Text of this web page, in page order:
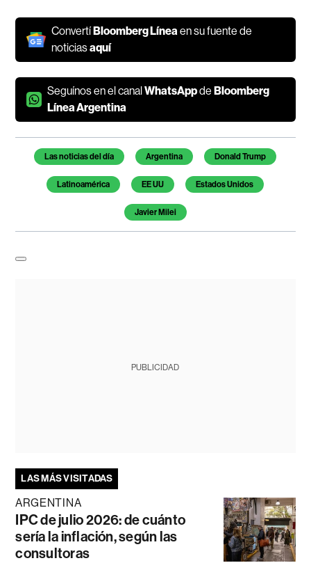
ConvertíBloomberg Líneaen su fuente de
noticiasaquí
Seguínos en el canalWhatsAppdeBloomberg
Línea Argentina
Temas de este artículo
Las noticias del día Argentina Donald Trump
Latinoamérica EE UU Estados Unidos
Javier Milei
PUBLICIDAD
LAS MÁS VISITADAS
ARGENTINA
IPC de julio 2026: de cuánto
sería la inflación, según las
consultoras